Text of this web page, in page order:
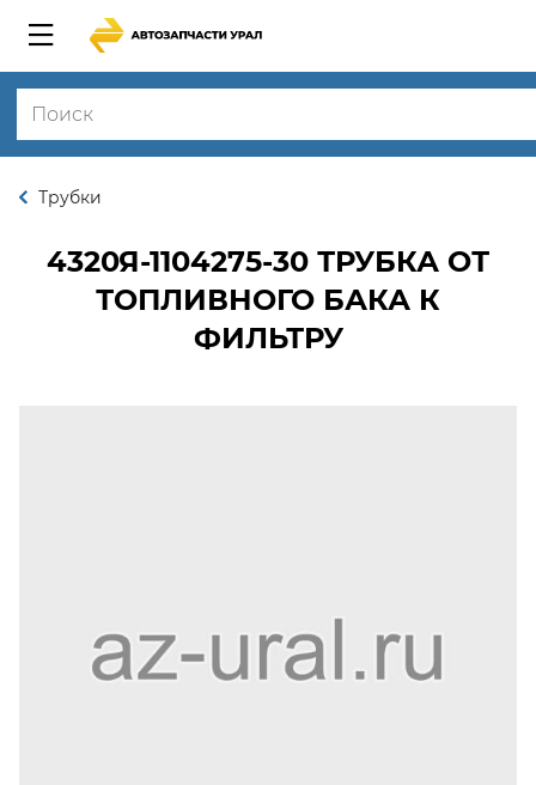
Трубки
4320Я-1104275-30 ТРУБКА ОТ
ТОПЛИВНОГО БАКА К
ФИЛЬТРУ